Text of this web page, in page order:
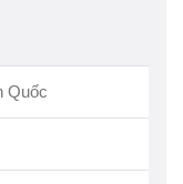
Quốc